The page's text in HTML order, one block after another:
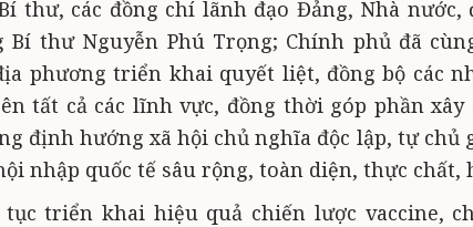
thư, các đồng chí lãnh đạo Đảng, Nhà
Bí thư Nguyễn Phú Trọng; Chính phủ đã
phương triển khai quyết liệt, đồng bộ các
tất cả các lĩnh vực, đồng thời góp phần
định hướng xã hội chủ nghĩa độc lập, tự chủ
nhập quốc tế sâu rộng, toàn diện, thực chất,
tục triển khai hiệu quả chiến lược vaccine,